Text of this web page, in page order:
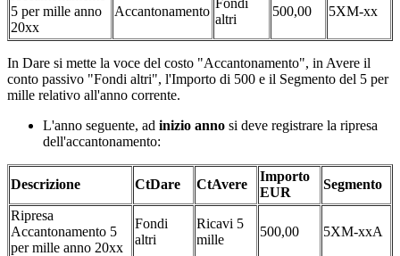
5 per mille anno
20xx
Accantonamento
altri
500,00 5XM-xx
In Dare si mette la voce del costo "Accantonamento", in Avere il
conto passivo "Fondi altri", l'Importo di 500 e il Segmento del 5 per
mille relativo all'anno corrente.
L'anno seguente, ad inizio anno si deve registrare la ripresa
dell'accantonamento:
Descrizione CtDare CtAvere
Importo
EUR
Segmento
Ripresa
Accantonamento 5
per mille anno 20xx
Fondi
altri
Ricavi 5
mille
500,00 5XM-xxA